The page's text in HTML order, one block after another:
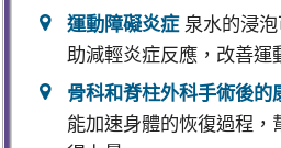
運動障礙炎症泉水的浸泡
助減輕炎症反應，改善運
骨科和脊柱外科手術後的
能加速身體的恢復過程